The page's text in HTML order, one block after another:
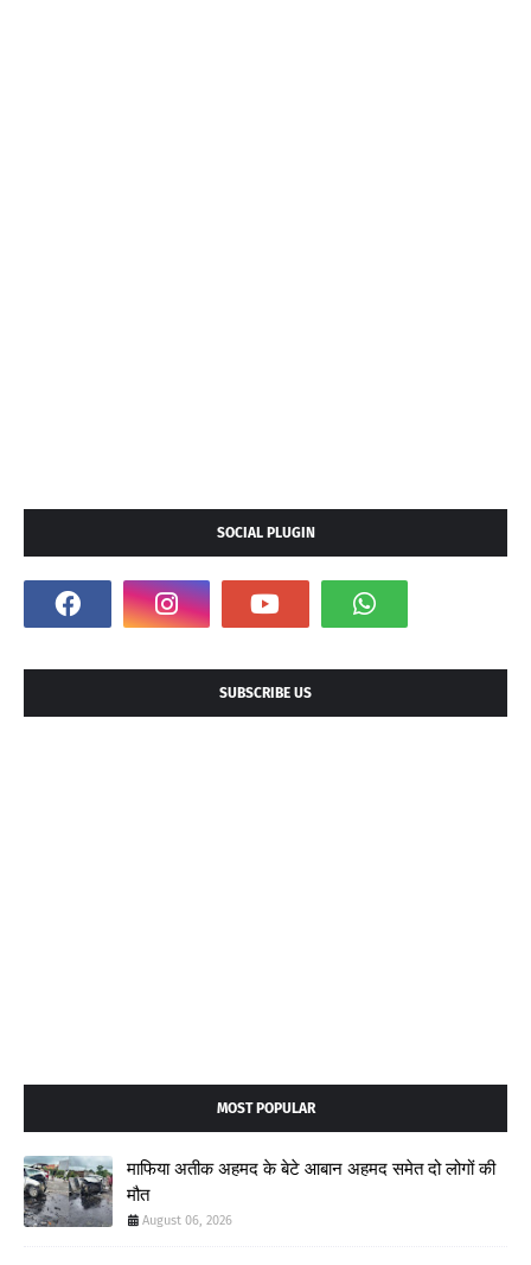
SOCIAL PLUGIN
SUBSCRIBE US
MOST POPULAR
माफिया अतीक अहमद के बेटे आबान अहमद समेत दो लोगों की
मौत
August 06, 2026